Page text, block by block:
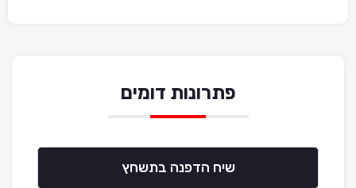
פתרונות דומים
שיח הדפנה בתשחץ